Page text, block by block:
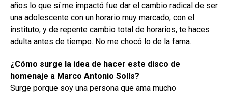
años lo que sí me impactó fue dar el cambio radical de ser
una adolescente con un horario muy marcado, con el
instituto, y de repente cambio total de horarios, te haces
adulta antes de tiempo. No me chocó lo de la fama.
¿Cómo surge la idea de hacer este disco de
homenaje a Marco Antonio Solís?
Surge porque soy una persona que ama mucho